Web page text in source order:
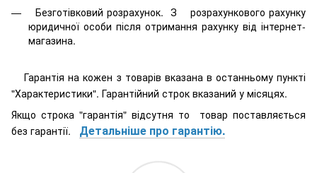
Безготівковий розрахунок. З розрахункового рахунку
юридичної особи після отримання рахунку від інтернет-
магазина.
Гарантія на кожен з товарів вказана в останньому пункті
"Характеристики". Гарантійний строк вказаний у місяцях.
Якщо строка "гарантія" відсутня то товар поставляється
без гарантії. Детальніше про гарантію.